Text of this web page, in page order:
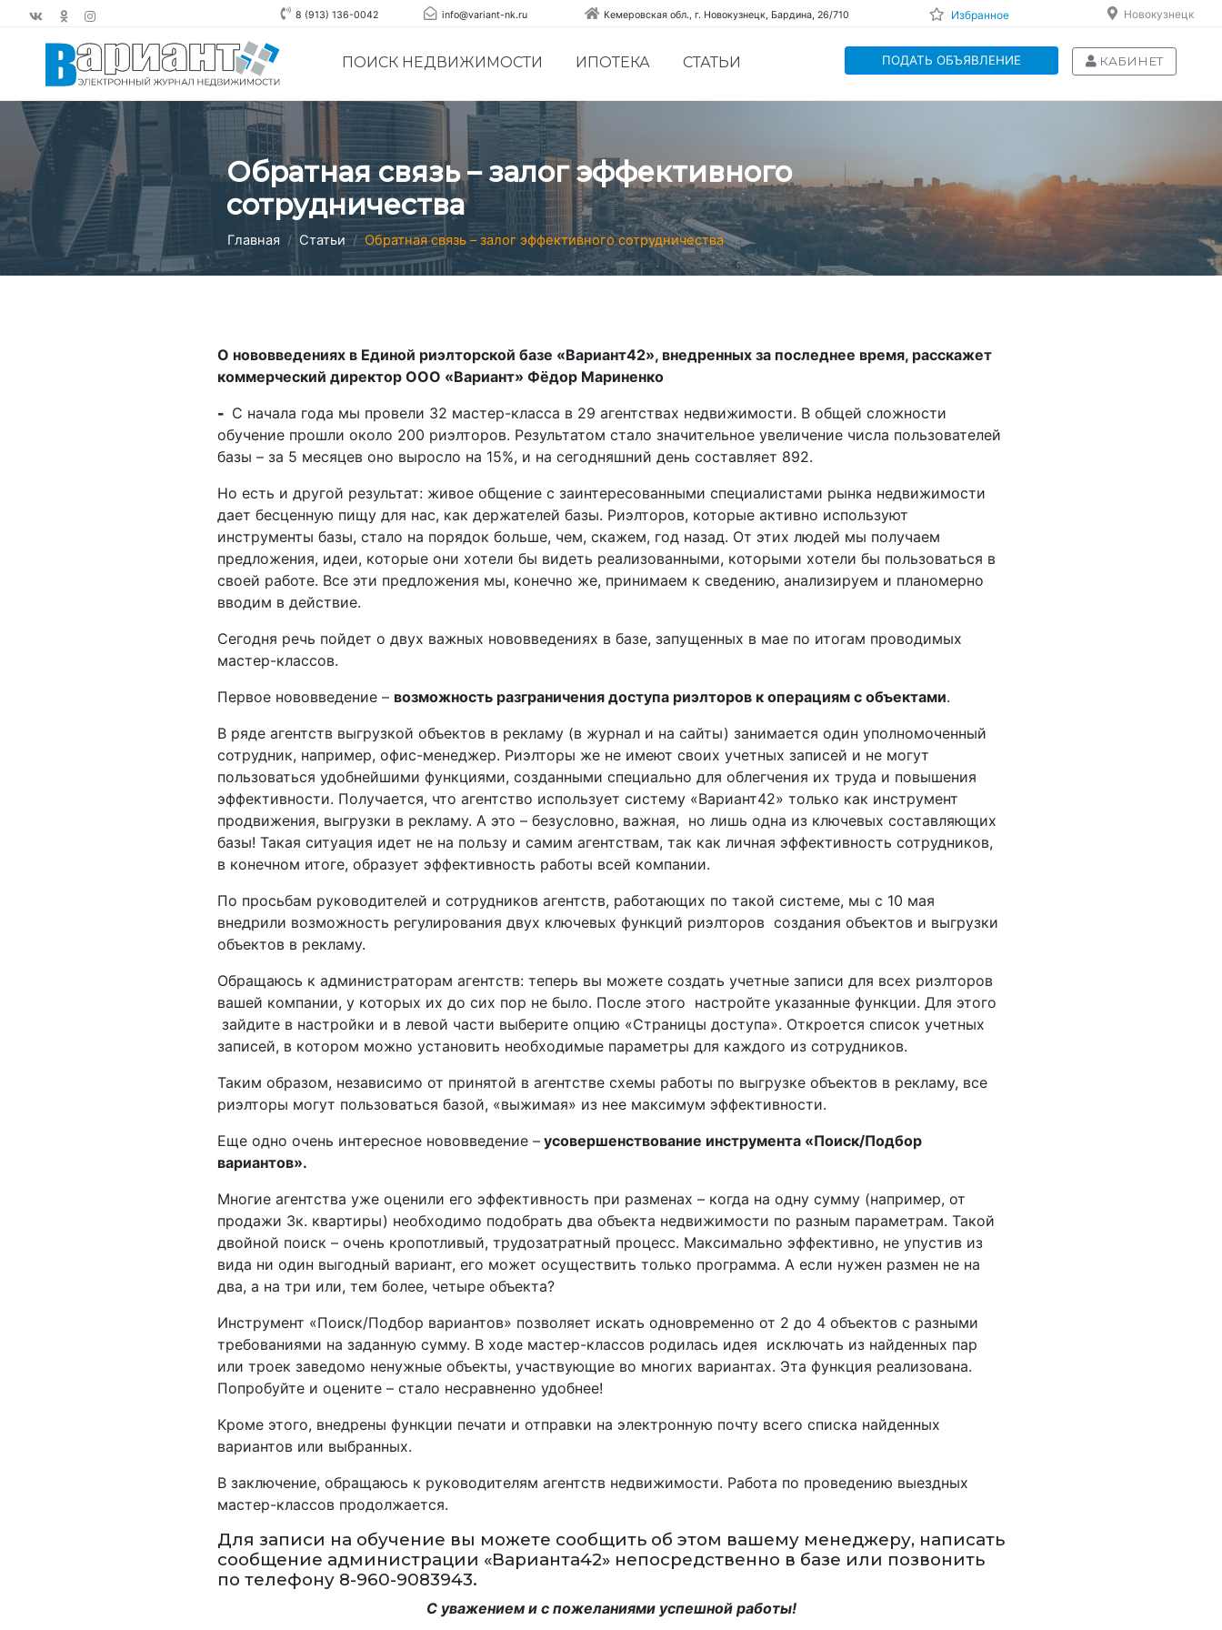
8 (913) 136-0042 info@variant-nk.ru Кемеровская обл., г. Новокузнецк, Бардина, 26/710 Избранное Новокузнецк
ПОИСК НЕДВИЖИМОСТИ ИПОТЕКА СТАТЬИ ПОДАТЬ ОБЪЯВЛЕНИЕ КАБИНЕТ
Обратная связь – залог эффективного
сотрудничества
Главная Статьи Обратная связь – залог эффективного сотрудничества
О нововведениях в Единой риэлторской базе «Вариант42», внедренных за последнее время, расскажет
коммерческий директор ООО «Вариант» Фёдор Мариненко
- ­ С начала года мы провели 32 мастер­-класса в 29 агентствах недвижимости. В общей сложности
обучение прошли около 200 риэлторов. Результатом стало значительное увеличение числа пользователей
базы – за 5 месяцев оно выросло на 15%, и на сегодняшний день составляет 892.
Но есть и другой результат: живое общение с заинтересованными специалистами рынка недвижимости
дает бесценную пищу для нас, как держателей базы. Риэлторов, которые активно используют
инструменты базы, стало на порядок больше, чем, скажем, год назад. От этих людей мы получаем
предложения, идеи, которые они хотели бы видеть реализованными, которыми хотели бы пользоваться в
своей работе. Все эти предложения мы, конечно же, принимаем к сведению, анализируем и планомерно
вводим в действие.
Сегодня речь пойдет о двух важных нововведениях в базе, запущенных в мае по итогам проводимых
мастер­-классов.
Первое нововведение – возможность разграничения доступа риэлторов к операциям с объектами.
В ряде агентств выгрузкой объектов в рекламу (в журнал и на сайты) занимается один уполномоченный
сотрудник, например, офис-­менеджер. Риэлторы же не имеют своих учетных записей и не могут
пользоваться удобнейшими функциями, созданными специально для облегчения их труда и повышения
эффективности. Получается, что агентство использует систему «Вариант42» только как инструмент
продвижения, выгрузки в рекламу. А это – безусловно, важная, ­ но лишь одна из ключевых составляющих
базы! Такая ситуация идет не на пользу и самим агентствам, так как личная эффективность сотрудников,
в конечном итоге, образует эффективность работы всей компании.
По просьбам руководителей и сотрудников агентств, работающих по такой системе, мы с 10 мая
внедрили возможность регулирования двух ключевых функций риэлторов ­ создания объектов и выгрузки
объектов в рекламу.
Обращаюсь к администраторам агентств: теперь вы можете создать учетные записи для всех риэлторов
вашей компании, у которых их до сих пор не было. После этого ­ настройте указанные функции. Для этого
­ зайдите в настройки и в левой части выберите опцию «Страницы доступа». Откроется список учетных
записей, в котором можно установить необходимые параметры для каждого из сотрудников.
Таким образом, независимо от принятой в агентстве схемы работы по выгрузке объектов в рекламу, все
риэлторы могут пользоваться базой, «выжимая» из нее максимум эффективности.
Еще одно очень интересное нововведение – усовершенствование инструмента «Поиск/Подбор
вариантов».
Многие агентства уже оценили его эффективность при разменах – когда на одну сумму (например, от
продажи 3­к. квартиры) необходимо подобрать два объекта недвижимости по разным параметрам. Такой
двойной поиск – очень кропотливый, трудозатратный процесс. Максимально эффективно, не упустив из
вида ни один выгодный вариант, его может осуществить только программа. А если нужен размен не на
два, а на три или, тем более, четыре объекта?
Инструмент «Поиск/Подбор вариантов» позволяет искать одновременно от 2 до 4 объектов с разными
требованиями на заданную сумму. В ходе мастер-­классов родилась идея ­ исключать из найденных пар
или троек заведомо ненужные объекты, участвующие во многих вариантах. Эта функция реализована.
Попробуйте и оцените – стало несравненно удобнее!
Кроме этого, внедрены функции печати и отправки на электронную почту всего списка найденных
вариантов или выбранных.
В заключение, обращаюсь к руководителям агентств недвижимости. Работа по проведению выездных
мастер­-классов продолжается.
Для записи на обучение вы можете сообщить об этом вашему менеджеру, написать
сообщение администрации «Варианта42» непосредственно в базе или позвонить
по телефону 8­-960­-908­3943.
С уважением и с пожеланиями успешной работы!